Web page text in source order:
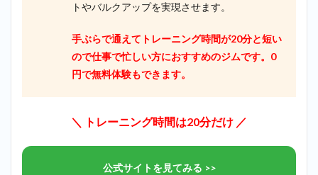
トやバルクアップを実現させます。
手ぶらで通えてトレーニング時間が20分と短い
ので仕事で忙しい方におすすめのジムです。0
円で無料体験もできます。
＼ トレーニング時間は20分だけ ／
公式サイトを見てみる >>